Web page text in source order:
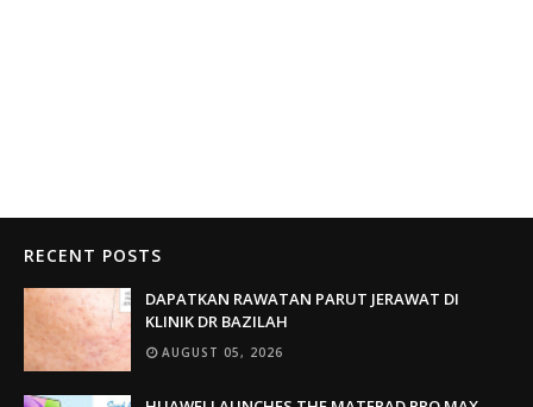
RECENT POSTS
DAPATKAN RAWATAN PARUT JERAWAT DI
KLINIK DR BAZILAH
AUGUST 05, 2026